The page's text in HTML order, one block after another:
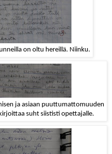
on oltu hereillä. Niinku.
ja asiaan puuttumattomuuden
suht siististi opettajalle.